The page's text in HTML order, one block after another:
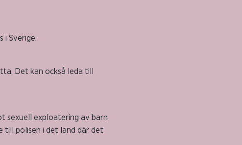
i Sverige.
Det kan också leda till
sexuell exploatering av barn
till polisen i det land där det